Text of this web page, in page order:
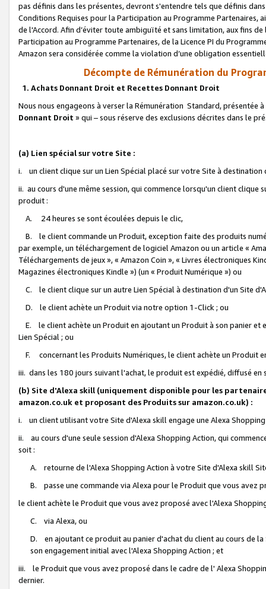
pas définis dans les présentes, devront s'entendre tels que définis
Conditions Requises pour la Participation au Programme Partenaires,
de l'Accord. Afin d’éviter toute ambiguïté et sans limitation, aux fins
Participation au Programme Partenaires, de la Licence PI du
Amazon sera considérée comme la violation d’une obligation
Décompte de Rémunération du
1. Achats Donnant Droit et Recettes Donnant Droit
Nous nous engageons à verser la Rémunération Standard, présentée
Donnant Droit » qui – sous réserve des exclusions décrites dans le
(a) Lien spécial sur votre Site :
i. un client clique sur un Lien Spécial placé sur votre Site à destination
ii. au cours d'une même session, qui commence lorsqu'un client
produit :
A. 24 heures se sont écoulées depuis le clic,
B. le client commande un Produit, exception faite des produits
par exemple, un téléchargement de logiciel Amazon ou un article «
Téléchargements de jeux », « Amazon Coin », « Livres électroniques
Magazines électroniques Kindle ») (un « Produit Numérique ») ou
C. le client clique sur un autre Lien Spécial à destination d'un Site
D. le client achète un Produit via notre option 1-Click ; ou
E. le client achète un Produit en ajoutant un Produit à son panier et
Lien Spécial ; ou
F. concernant les Produits Numériques, le client achète un Produit
iii. dans les 180 jours suivant l'achat, le produit est expédié, diffusé
(b) Site d'Alexa skill (uniquement disponible pour les
amazon.co.uk et proposant des Produits sur amazon.co.uk) :
i. un client utilisant votre Site d'Alexa skill engage une Alexa
ii. au cours d'une seule session d'Alexa Shopping Action, qui
soit :
A. retourne de l'Alexa Shopping Action à votre Site d'Alexa skill
B. passe une commande via Alexa pour le Produit que vous avez
le client achète le Produit que vous avez proposé avec l'Alexa
C. via Alexa, ou
D. en ajoutant ce produit au panier d'achat du client au cours de
son engagement initial avec l'Alexa Shopping Action ; et
iii. le Produit que vous avez proposé dans le cadre de l' Alexa
dernier.